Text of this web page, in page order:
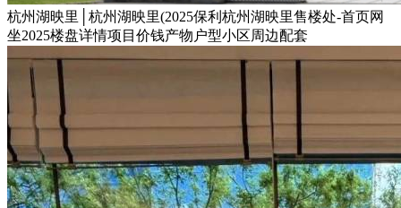
杭州湖映里│杭州湖映里(2025保利杭州湖映里售楼处-首页网
坐2025楼盘详情项目价钱产物户型小区周边配套